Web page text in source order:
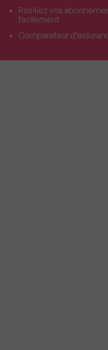
Résiliez vos
facilement
Comparateur